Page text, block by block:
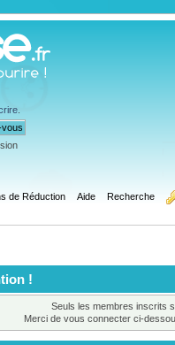
de Réduction Aide Recherche
!
Seuls les membres inscrits
Merci de vous connecter ci-